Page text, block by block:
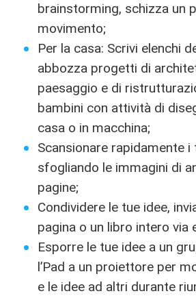
brainstorming, schizza un
movimento;
Per la casa: Scrivi elenchi
abbozza progetti di
paesaggio e di
bambini con attività di
casa o in macchina;
Scansionare rapidamente i
sfogliando le immagini di
pagine;
Condividere le tue idee,
pagina o un libro intero via
Esporre le tue idee a un
l’Pad a un proiettore per
e le idee ad altri durante